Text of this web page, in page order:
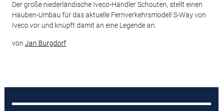
Der große niederländische Iveco-Händler Schouten, stellt einen
Hauben-Umbau für das aktuelle Fernverkehrsmodell S-Way von
Iveco vor und knüpft damit an eine Legende an.
von Jan Burgdorf